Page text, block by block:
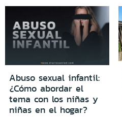
Abuso sexual infantil:
¿Cómo abordar el
tema con los niñas y
niñas en el hogar?